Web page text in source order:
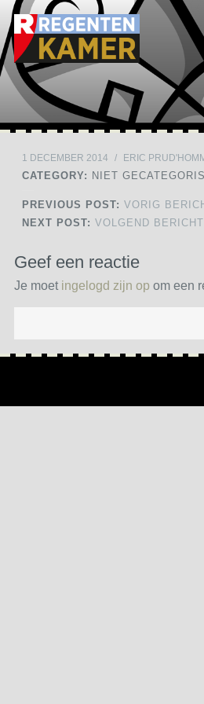
Skip to content
1 DECEMBER 2014 / ERIC
CATEGORY: NIET
PREVIOUS POST: VORIG
NEXT POST: VOLGEND BERICHT
Geef een reactie
Je moet ingelogd zijn op om een